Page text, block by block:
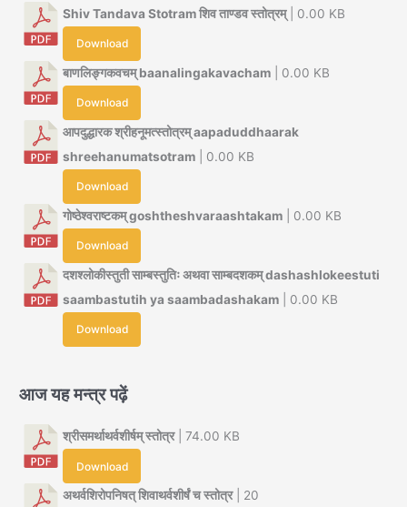
Shiv Tandava Stotram शिव ताण्डव स्तोत्रम्| 0.00 KB
Download
बाणलिङ्गकवचम् baanalingakavacham | 0.00 KB
Download
आपदुद्धारक श्रीहनूमत्स्तोत्रम् aapaduddhaarak
shreehanumatsotram | 0.00 KB
Download
गोष्ठेश्वराष्टकम् goshtheshvaraashtakam | 0.00 KB
Download
दशश्लोकीस्तुती साम्बस्तुतिः अथवा साम्बदशकम् dashashlokeestuti
saambastutih ya saambadashakam | 0.00 KB
Download
आज यह मन्त्र पढ़ें
श्रीसमर्थाथर्वशीर्षम् स्तोत्र| 74.00 KB
Download
अथर्वशिरोपनिषत् शिवाथर्वशीर्षं च स्तोत्र| 20